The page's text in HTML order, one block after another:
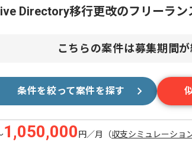
Directory移行更改のフリーラ
こちらの案件は募集期間
条件を絞って案件を探す
1,050,000 円／月 （収支シミュレーショ